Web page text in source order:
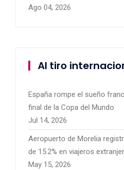
Pátzcuaro
Ago 04, 2026
Al tiro
España rompe el sueño
final de la Copa del Mundo
Jul 14, 2026
Aeropuerto de Morelia
de 15.2% en viajeros
fortalece conectividad
May 15, 2026